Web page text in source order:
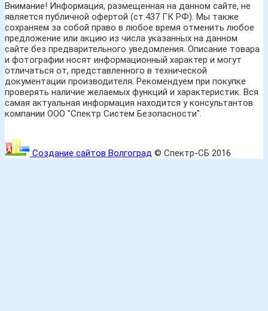
Внимание! Информация, размещенная на данном сайте, не
является публичной офертой (ст.437 ГК РФ). Мы также
сохраняем за собой право в любое время отменить любое
предложение или акцию из числа указанных на данном
сайте без предварительного уведомления. Описание товара
и фотографии носят информационный характер и могут
отличаться от, представленного в технической
документации производителя. Рекомендуем при покупке
проверять наличие желаемых функций и характеристик. Вся
самая актуальная информация находится у консультантов
компании ООО "Спектр Систем Безопасности".
Создание сайтов Волгоград © Спектр-СБ 2016